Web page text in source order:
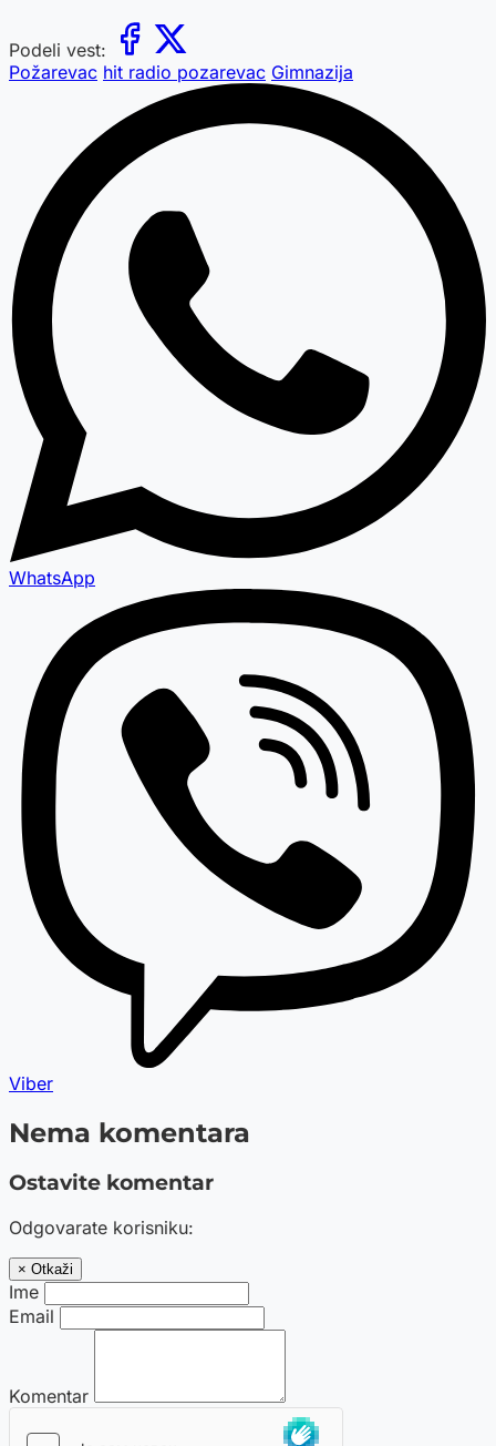
Podeli vest:
Požarevac hit radio pozarevac Gimnazija
WhatsApp
Viber
Nema komentara
Ostavite komentar
Odgovarate korisniku:
× Otkaži
Ime
Email
Komentar